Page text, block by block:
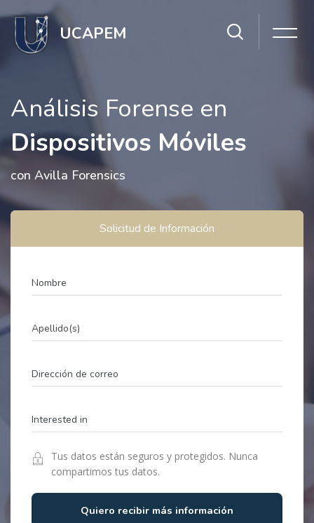
UCAPEM
Salta [Cocoon] Hero 4
Análisis Forense en
Dispositivos Móviles
con Avilla Forensics
Solicitud de Información
Tus datos están seguros y protegidos. Nunca
compartimos tus datos.
Quiero recibir más información